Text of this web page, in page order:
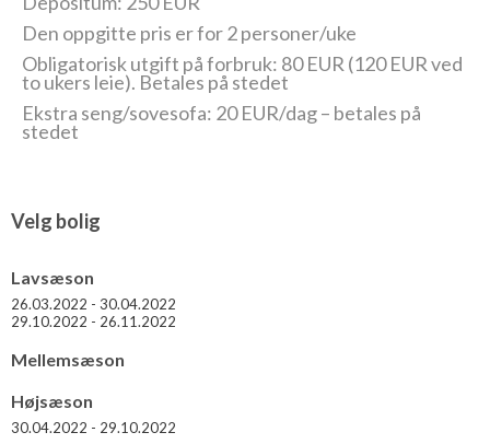
eksklusivt sjøgløtt. Prisen under er for to pers./uke.
Le Stelle, 2 (+1) pers. Leilighet på et forskutt plan, med
inngang fra første etasje. Stue med peisovn, dobbel sovesofa
og velutstyrt kjøkken. Videre er det bad med dusjnisje og
bidet. Et par trinn opp er det soverom med dobbeltseng. Det er
et privat uteområde med bord og stoler. Prisen under er for to
Den oppgitte pris er for 2 personer/uke
Obligatorisk utgift på forbruk: 80 EUR (120 EUR ved
to ukers leie). Betales på stedet
Ekstra seng/sovesofa: 20 EUR/dag – betales på
stedet
Velg bolig
Lavsæson
26.03.2022 - 30.04.2022
29.10.2022 - 26.11.2022
Mellemsæson
Højsæson
30.04.2022 - 29.10.2022